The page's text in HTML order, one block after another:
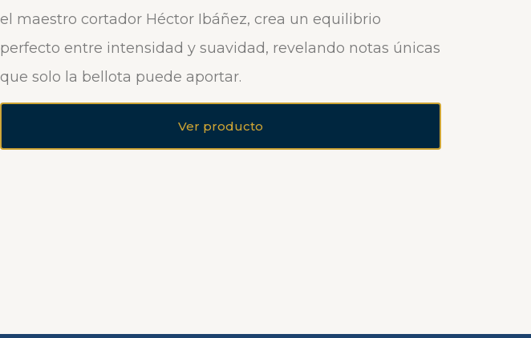
el maestro cortador Héctor Ibáñez, crea un equilibrio
perfecto entre intensidad y suavidad, revelando notas únicas
que solo la bellota puede aportar.
Ver producto